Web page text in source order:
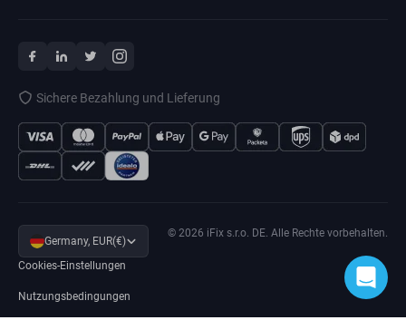
Sichere Bezahlung und Lieferung
Germany, EUR(€)
Cookies-Einstellungen
Nutzungsbedingungen
© 2026 iFix s.r.o. DE. Alle Rechte vorbehalten.